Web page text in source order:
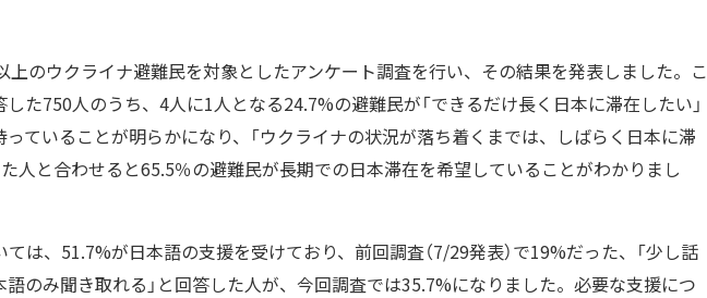
上のウクライナ避難民を対象としたアンケート調査を行い、その結果を発表しました。こ
た750人のうち、4人に1人となる24.7%の避難民が「できるだけ長く日本に滞在したい」
っていることが明らかになり、「ウクライナの状況が落ち着くまでは、しばらく日本に滞
人と合わせると65.5％の避難民が長期での日本滞在を希望していることがわかりまし
は、51.7%が日本語の支援を受けており、前回調査（7/29発表）で19%だった、「少し話
のみ聞き取れる」と回答した人が、今回調査では35.7%になりました。必要な支援につ